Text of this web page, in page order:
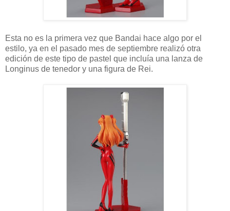
Esta no es la primera vez que Bandai hace algo por el
estilo, ya en el pasado mes de septiembre realizó otra
edición de este tipo de pastel que incluía una lanza de
Longinus de tenedor y una figura de Rei.